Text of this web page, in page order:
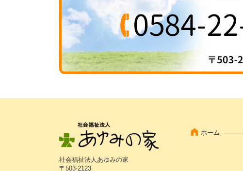
社会福祉法人あゆみの家
〒503-2123
ホーム